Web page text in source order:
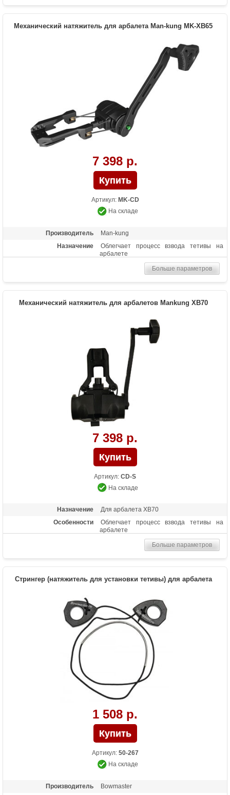
Механический натяжитель для арбалета Man-kung MK-XB65
7 398 р.
Артикул: MK-CD
На складе
Производитель
Man-kung
Назначение
Облегчает процесс взвода тетивы на
арбалете
Больше параметров
Механический натяжитель для арбалетов Mankung XB70
7 398 р.
Артикул: CD-S
На складе
Назначение
Для арбалета XB70
Особенности
Облегчает процесс взвода тетивы на
арбалете
Больше параметров
Стрингер (натяжитель для установки тетивы) для арбалета
1 508 р.
Артикул: 50-267
На складе
Производитель Bowmaster